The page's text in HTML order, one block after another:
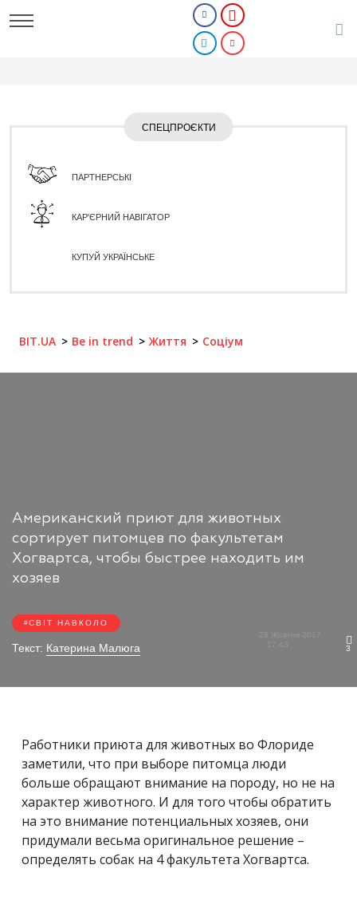
СПЕЦПРОЄКТИ
ПАРТНЕРСЬКІ
КАР'ЄРНИЙ НАВІГАТОР
КУПУЙ УКРАЇНСЬКЕ
BIT.UA Be in trend Життя Соціум
Американский приют для животных
сортирует питомцев по факультетам
Хогвартса, чтобы быстрее находить им
хозяев
СВІТ НАВКОЛО
Текст: Катерина Малюга
26 Жовтня 2017
17:43
3
Работники приюта для животных во Флориде
заметили, что при выборе питомца люди
больше обращают внимание на породу, но не на
характер животного. И для того чтобы обратить
на это внимание потенциальных хозяев, они
придумали весьма оригинальное решение –
определять собак на 4 факультета Хогвартса.